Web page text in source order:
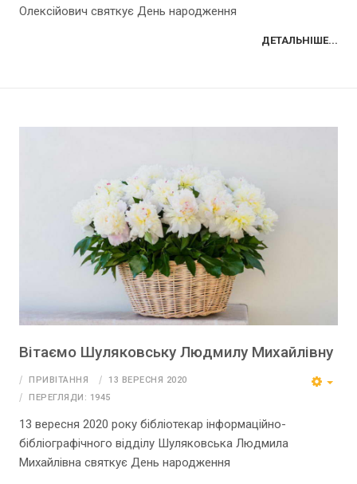
Олексійович святкує День народження
ДЕТАЛЬНІШЕ...
Вітаємо Шуляковську Людмилу Михайлівну
ПРИВІТАННЯ
13 ВЕРЕСНЯ 2020
ПЕРЕГЛЯДИ: 1945
13 вересня 2020 року бібліотекар інформаційно-
бібліографічного відділу Шуляковська Людмила
Михайлівна святкує День народження